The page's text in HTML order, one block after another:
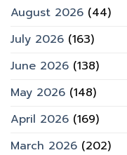
August 2026 (44)
July 2026 (163)
June 2026 (138)
May 2026 (148)
April 2026 (169)
March 2026 (202)